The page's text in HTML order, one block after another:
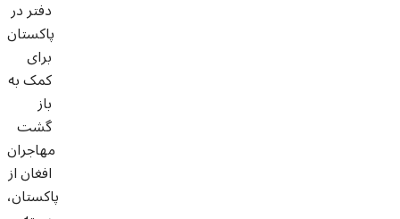
دفتر در
پاکستان
برای
کمک به
باز
گشت
مهاجران
افغان از
پاکستان،